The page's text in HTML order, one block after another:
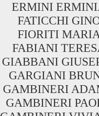
ERMINI
FATICCHI
FIORITI
FABIANI
GIABBANI
GARGIANI
GAMBINERI
GAMBINERI